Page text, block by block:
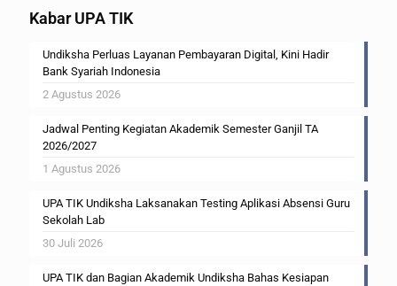
Kabar UPA TIK
Undiksha Perluas Layanan Pembayaran Digital, Kini Hadir
Bank Syariah Indonesia
2 Agustus 2026
Jadwal Penting Kegiatan Akademik Semester Ganjil TA
2026/2027
1 Agustus 2026
UPA TIK Undiksha Laksanakan Testing Aplikasi Absensi Guru
Sekolah Lab
30 Juli 2026
UPA TIK dan Bagian Akademik Undiksha Bahas Kesiapan